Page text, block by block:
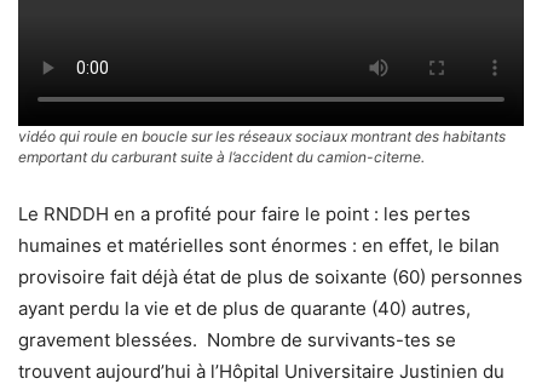
vidéo qui roule en boucle sur les réseaux sociaux montrant des habitants
emportant du carburant suite à l’accident du camion-citerne.
Le RNDDH en a profité pour faire le point : les pertes
humaines et matérielles sont énormes : en effet, le bilan
provisoire fait déjà état de plus de soixante (60) personnes
ayant perdu la vie et de plus de quarante (40) autres,
gravement blessées. Nombre de survivants-tes se
trouvent aujourd’hui à l’Hôpital Universitaire Justinien du